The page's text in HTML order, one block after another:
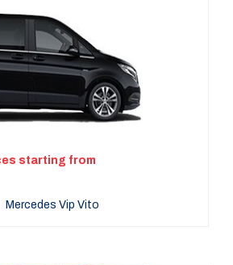
starting from
Mercedes Vip Vito